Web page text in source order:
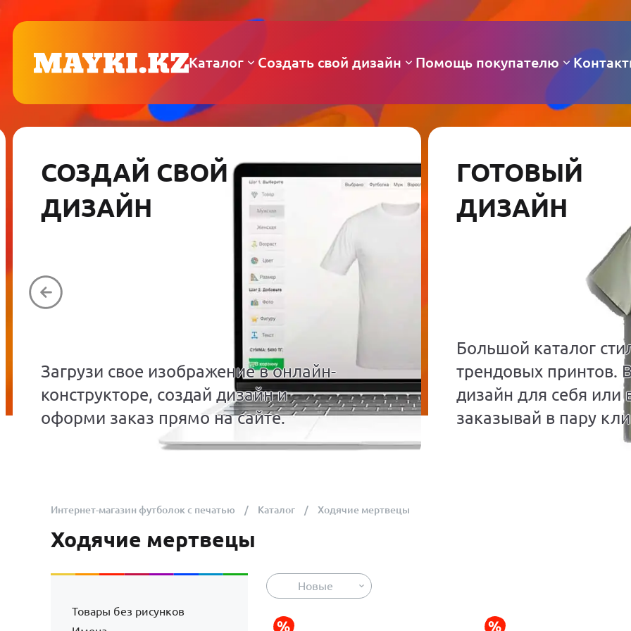
Каталог Создать свой дизайн Помощь покупателю
СОЗДАЙ СВОЙ
ДИЗАЙН
Загрузи свое изображение в онлайн-
конструкторе, создай дизайн и
оформи заказ прямо на сайте.
ГОТОВЫЙ
ДИЗАЙН
Большой каталог
трендовых принтов.
дизайн для себя или
заказывай в пару
Интернет-магазин футболок с печатью Каталог Ходячие мертвецы
Ходячие мертвецы
Товары без рисунков
Новые